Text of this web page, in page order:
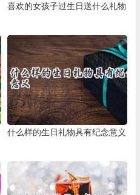
喜欢的女孩子过生日送什么礼物
什么样的生日礼物具有纪念意义